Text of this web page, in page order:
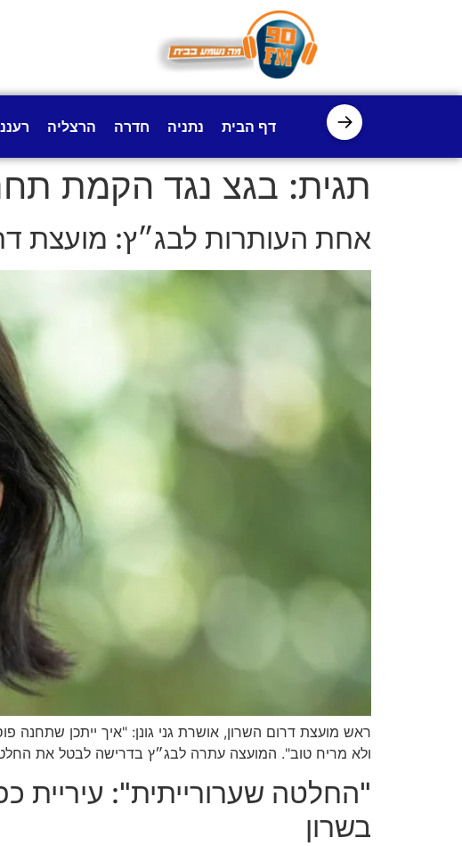
→ דף הבית נתניה חדרה הרצליה
תגית: בגצ נגד הקמת
אחת העותרות לבג״ץ: מועצת
ראש מועצת דרום השרון, אושרת גני גונן: "איך ייתכן שתחנה
ולא מריח טוב". המועצה עתרה לבג״ץ בדרישה לבטל את החלטת
"החלטה שערורייתית": עיריית
בשרון